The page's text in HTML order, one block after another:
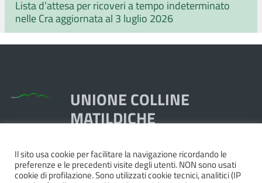
Lista d’attesa per ricoveri a tempo indeterminato
nelle Cra aggiornata al 3 luglio 2026
UNIONE COLLINE
MATILDICHE
Piazza Dante, 1,
42020 Quattro Castella RE
Il sito usa cookie per facilitare la navigazione ricordando le
preferenze e le precedenti visite degli utenti. NON sono usati
cookie di profilazione. Sono utilizzati cookie tecnici, analitici (IP